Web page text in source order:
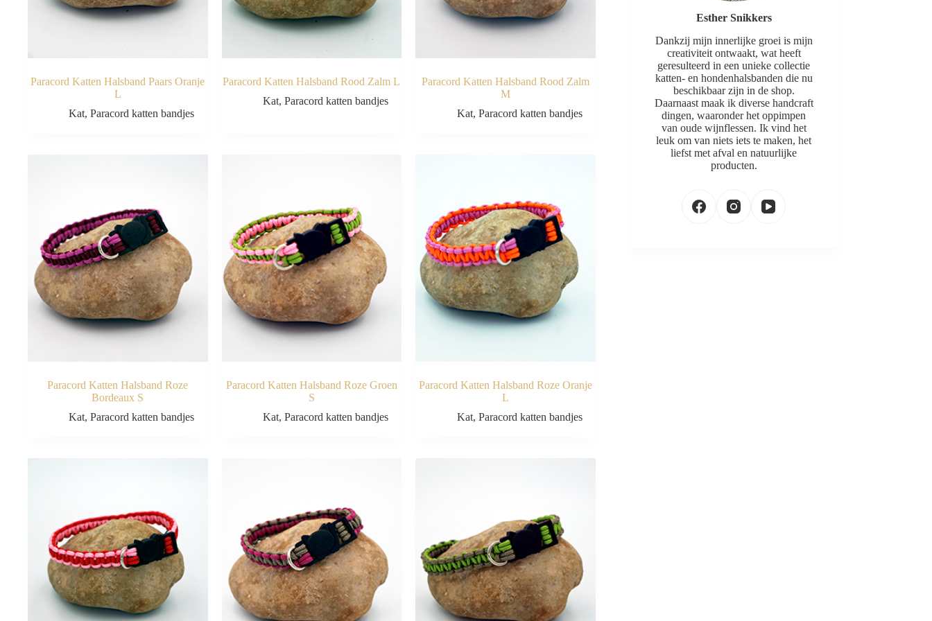
Paracord Katten Halsband Paars Oranje
L
Kat,Paracord katten bandjes
Paracord Katten Halsband Rood Zalm L
Kat, Paracord katten bandjes
Paracord Katten Halsband Rood Zalm
M
Kat, Paracord katten bandjes
Paracord Katten Halsband Roze
Bordeaux S
Kat,Paracord katten bandjes
Paracord Katten Halsband Roze Groen
S
Kat, Paracord katten bandjes
Paracord Katten Halsband Roze Oranje
L
Kat, Paracord katten bandjes
Esther Snikkers
Dankzij mijn innerlijke groei is mijn
creativiteit ontwaakt, wat heeft
geresulteerd in een unieke collectie
katten- en hondenhalsbanden die nu
beschikbaar zijn in de shop.
Daarnaast maak ik diverse handcraft
dingen, waaronder het oppimpen
van oude wijnflessen. Ik vind het
leuk om van niets iets te maken, het
liefst met afval en natuurlijke
producten.